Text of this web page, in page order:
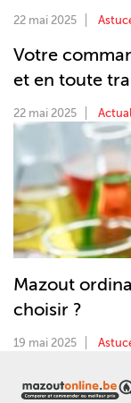
22 mai 2025
Votre
et en toute
22 mai 2025
Mazout
choisir ?
19 mai 2025